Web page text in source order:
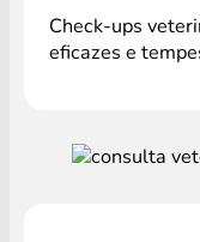
Check-ups
eficazes e